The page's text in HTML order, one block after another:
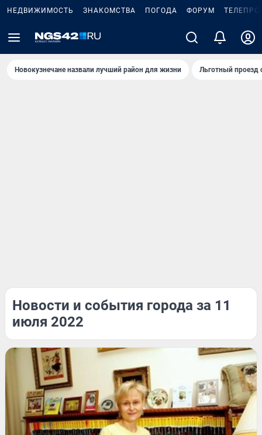
НЕДВИЖИМОСТЬ ЗНАКОМСТВА ПОГОДА ФОРУМ
Новокузнечане назвали лучший район для жизни Льготный проезд
Новости и события города за 11
июля 2022